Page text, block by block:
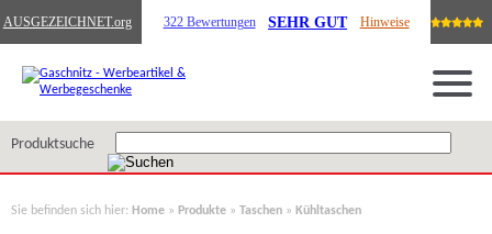
AUSGEZEICHNET.org 322 Bewertungen SEHR GUT Hinweise
Produktsuche
Sie befinden sich hier: Home » Produkte » Taschen » Kühltaschen